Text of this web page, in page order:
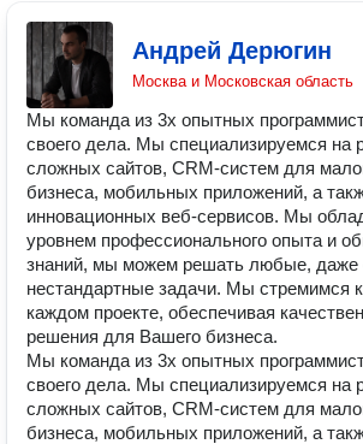
Андрей Дерюгин
Москва и Московская область
Мы команда из 3х опытных
своего дела. Мы специализируемся на
сложных сайтов, CRM-систем для
бизнеса, мобильных приложений, а
инновационных веб-сервисов. Мы
уровнем профессионального опыта и
знаний, мы можем решать любые,
нестандартные задачи. Мы стремимся
каждом проекте, обеспечивая
решения для Вашего бизнеса.
Мы команда из 3х опытных
своего дела. Мы специализируемся на
сложных сайтов, CRM-систем для
бизнеса, мобильных приложений, а